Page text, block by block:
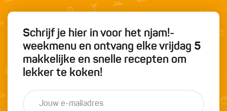
Schrijf je hier in voor het njam!-
weekmenu en ontvang elke vrijdag 5
makkelijke en snelle recepten om
lekker te koken!